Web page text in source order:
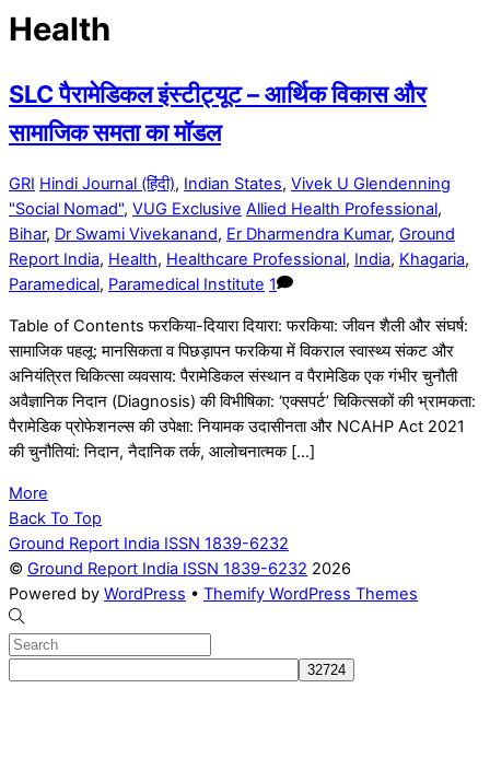
Health
SLC पैरामेडिकल इंस्टीट्यूट – आर्थिक विकास और
सामाजिक समता का मॉडल
GRI Hindi Journal (हिंदी), Indian States, Vivek U Glendenning
"Social Nomad", VUG Exclusive Allied Health Professional,
Bihar, Dr Swami Vivekanand, Er Dharmendra Kumar, Ground
Report India, Health, Healthcare Professional, India, Khagaria,
Paramedical, Paramedical Institute 1
Table of Contents फरकिया-दियारा दियारा: फरकिया: जीवन शैली और संघर्ष:
सामाजिक पहलू: मानसिकता व पिछड़ापन फरकिया में विकराल स्वास्थ्य संकट और
अनियंत्रित चिकित्सा व्यवसाय: पैरामेडिकल संस्थान व पैरामेडिक एक गंभीर चुनौती
अवैज्ञानिक निदान (Diagnosis) की विभीषिका: ‘एक्सपर्ट’ चिकित्सकों की भ्रामकता:
पैरामेडिक प्रोफेशनल्स की उपेक्षा: नियामक उदासीनता और NCAHP Act 2021
की चुनौतियां: निदान, नैदानिक तर्क, आलोचनात्मक […]
More
Back To Top
Ground Report India ISSN 1839-6232
© Ground Report India ISSN 1839-6232 2026
Powered by WordPress • Themify WordPress Themes